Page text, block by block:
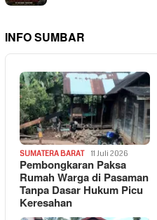
INFO SUMBAR
SUMATERA BARAT 11 Juli 2026
Pembongkaran Paksa
Rumah Warga di Pasaman
Tanpa Dasar Hukum Picu
Keresahan